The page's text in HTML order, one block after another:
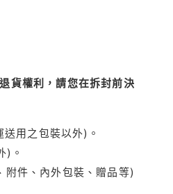
貨權利，請您在拆封前決
用之包裝以外)。
)。
件、內外包裝、贈品等)